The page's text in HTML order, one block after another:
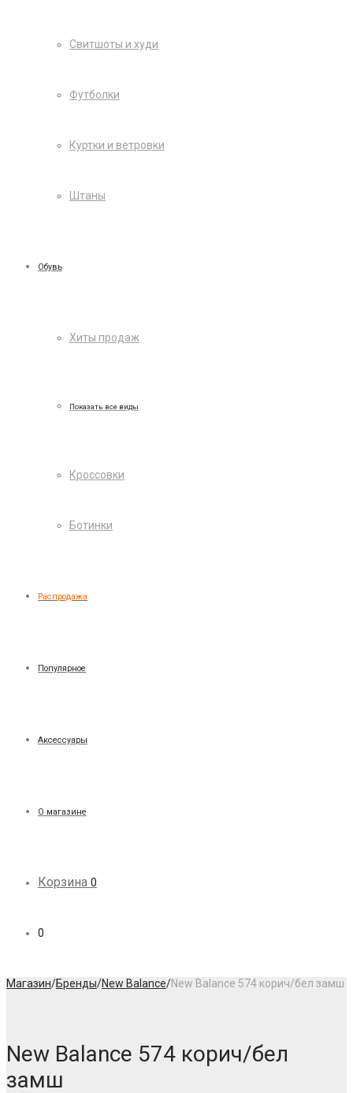
Свитшоты и худи
Футболки
Куртки и ветровки
Штаны
Обувь
Хиты продаж
Показать все виды
Кроссовки
Ботинки
Распродажа
Популярное
Аксессуары
О магазине
Корзина 0
0
Магазин/Бренды/New Balance/New Balance 574 корич/бел замш
New Balance 574 корич/бел
замш